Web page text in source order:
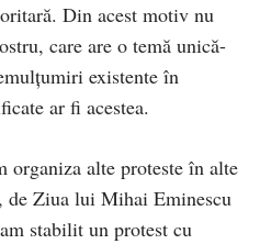
Din acest motiv nu
care are o temă unică-
existente în
ar fi acestea.
organiza alte proteste în alte
de Ziua lui Mihai Eminescu
stabilit un protest cu